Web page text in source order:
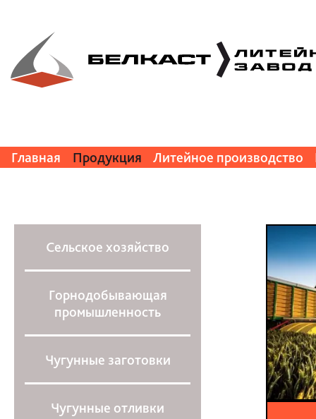
Главная Продукция Литейное производство
Сельское хозяйство
Горнодобывающая
промышленность
Чугунные заготовки
Чугунные отливки